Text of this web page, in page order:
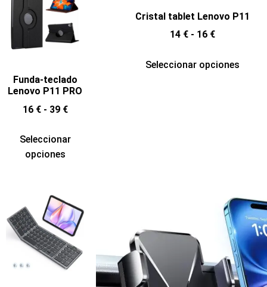
Funda-teclado
Lenovo P11 PRO
16 € - 39 €
Seleccionar
opciones
Cristal tablet Lenovo P11
14 € - 16 €
Seleccionar opciones